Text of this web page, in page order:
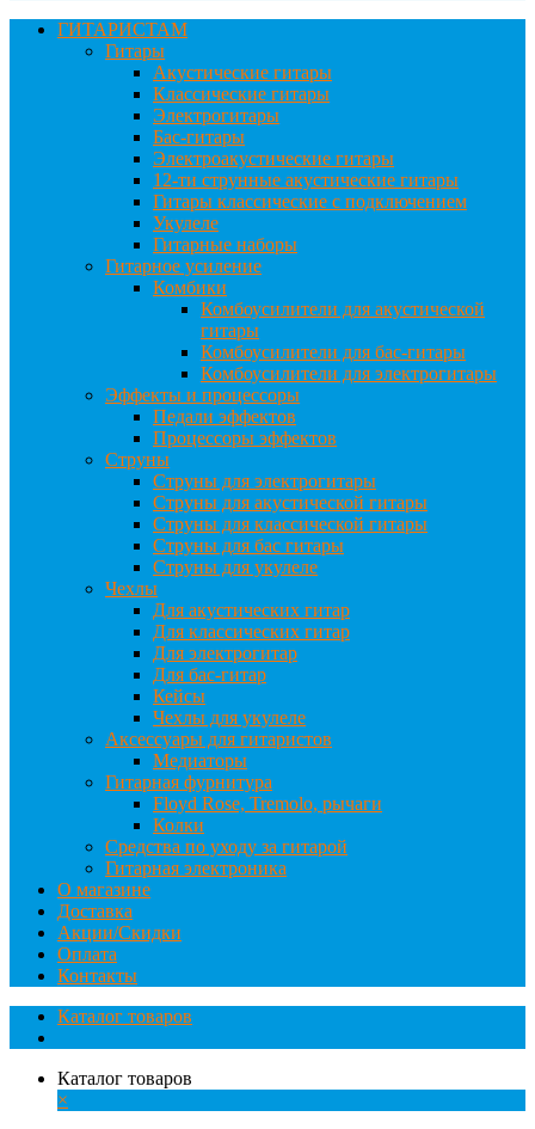
ГИТАРИСТАМ
Гитары
Акустические гитары
Классические гитары
Электрогитары
Бас-гитары
Электроакустические гитары
12-ти струнные акустические гитары
Гитары классические с подключением
Укулеле
Гитарные наборы
Гитарное усиление
Комбики
Комбоусилители для акустической
гитары
Комбоусилители для бас-гитары
Комбоусилители для электрогитары
Эффекты и процессоры
Педали эффектов
Процессоры эффектов
Струны
Струны для электрогитары
Струны для акустической гитары
Струны для классической гитары
Струны для бас гитары
Струны для укулеле
Чехлы
Для акустических гитар
Для классических гитар
Для электрогитар
Для бас-гитар
Кейсы
Чехлы для укулеле
Аксессуары для гитаристов
Медиаторы
Гитарная фурнитура
Floyd Rose, Tremolo, рычаги
Колки
Средства по уходу за гитарой
Гитарная электроника
О магазине
Доставка
Акции/Скидки
Оплата
Контакты
Каталог товаров
Каталог товаров
×